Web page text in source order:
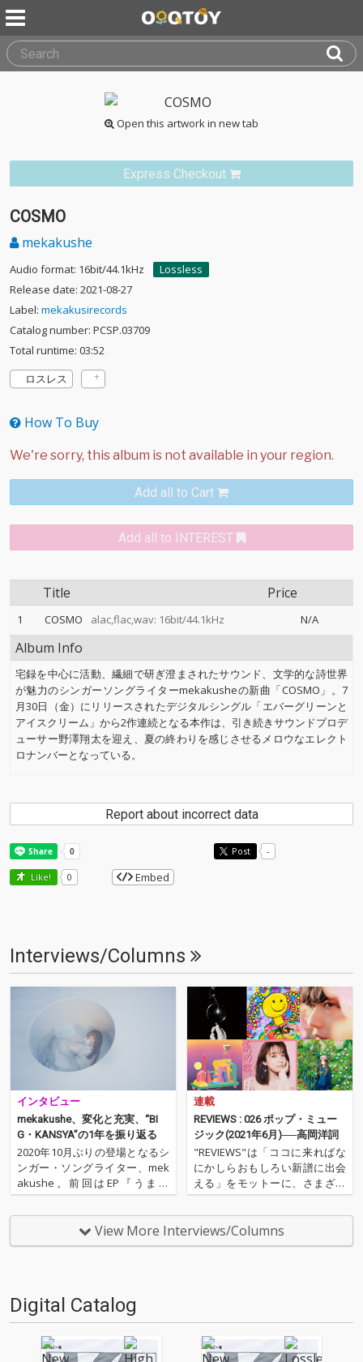
Open this artwork in new tab
Express Checkout
COSMO
mekakushe
Audio format: 16bit/44.1kHz
Lossless
Release date: 2021-08-27
Label: mekakusirecords
Catalog number: PCSP.03709
Total runtime: 03:52
ロスレス
How To Buy
Add all to Cart
Add all to INTEREST
Title Price
1 COSMO alac,flac,wav: 16bit/44.1kHz N/A
Album Info
宅録を中心に活動、繊細で研ぎ澄まされたサウンド、文学的な詩世界
が魅力のシンガーソングライターmekakusheの新曲「COSMO」。7
月30日（金）にリリースされたデジタルシングル「エバーグリーンと
アイスクリーム」から2作連続となる本作は、引き続きサウンドプロデ
ューサー野澤翔太を迎え、夏の終わりを感じさせるメロウなエレクト
ロナンバーとなっている。
Report about incorrect data
Post -
Like! 0 Embed
Interviews/Columns
インタビュー
mekakushe、変化と充実、“BI
G・KANSYA”の1年を振り返る
2020年10月ぶりの登場となるシ
ンガー・ソングライター、mek
akushe。前回はEP『うまれ
る』のリリース・タイミングで
彼女のアレンジャーとしてタッ
グを組む野澤翔太との対談をお
届けしました。あれから1年
連載
REVIEWS : 026 ポップ・ミュー
ジック(2021年6月)──高岡洋詞
"REVIEWS"は「ココに来ればな
にかしらおもしろい新譜に出会
える」をモットーに、さまざま
な書き手が新譜（たいたい3ヶ
月ぐらいあのターム）を中心に
9枚（＋α）の作品を厳選し、紹
介するコーナーです（ときに旧
View More Interviews/Columns
Digital Catalog